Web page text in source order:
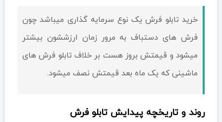
خرید تابلو فرش یک نوع سرمایه گذاری میباشد چون
فرش های دستباف به مرور زمان ارزششون بیشتر
میشود و قيمتش بروز هست بر خلاف تابلو فرش های
ماشینی که یک ماه بعد قيمتش نصف میشود.
روند و تاریخچه پیدایش تابلو فرش